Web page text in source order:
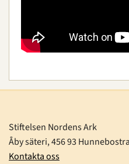
Stiftelsen Nordens Ark
Åby säteri, 456 93
Kontakta oss